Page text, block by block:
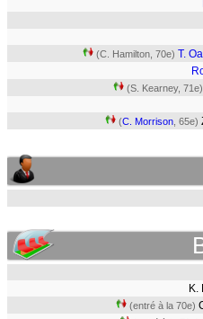
(C. Hamilton, 70e) T.
(S. Kearney, 71e)
(C. Morrison , 65e)
K.
(entré à la 70e)